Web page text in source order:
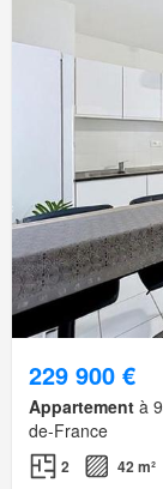
229 900 €
Appartement à
de-France
2 42 m²